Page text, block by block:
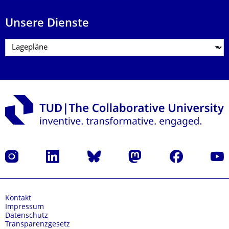
Unsere Dienste
Instagram LinkedIn Bluesky Mastodon Facebook
Kontakt
Impressum
Datenschutz
Transparenzgesetz